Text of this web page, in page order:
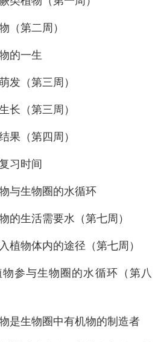
（第二周）
的一生
发（第三周）
长（第三周）
果（第四周）
习时间
与生物圈的水循环
的生活需要水（第七周）
植物体内的途径（第七周）
参与生物圈的水循环（第八
是生物圈中有机物的制造者